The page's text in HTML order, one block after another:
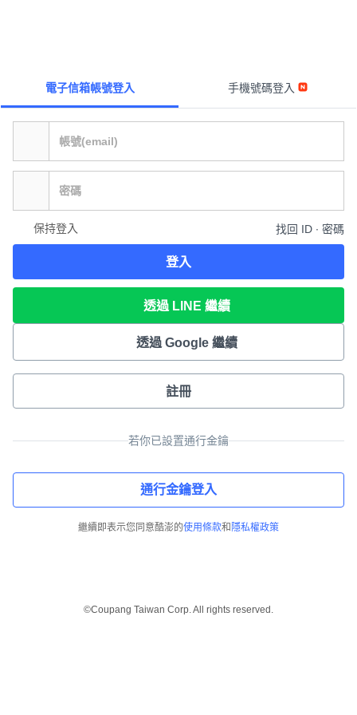
電子信箱帳號登入 手機號碼登入
保持登入 找回 ID ∙ 密碼
登入
透過 LINE 繼續
透過 Google 繼續
註冊
若你已設置通行金鑰
通行金鑰登入
繼續即表示您同意酷澎的使用條款和 隱私權政策
©Coupang Taiwan Corp. All rights reserved.